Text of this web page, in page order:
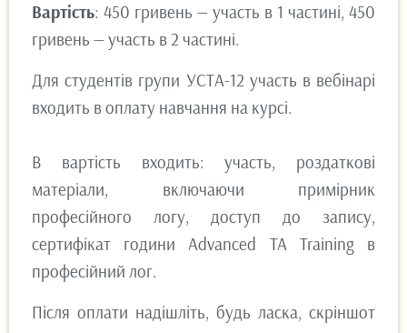
Вартість: 450 гривень — участь в 1 частині, 450
гривень — участь в 2 частині.
Для студентів групи УСТА-12 участь в вебінарі
входить в оплату навчання на курсі.
В вартість входить: участь, роздаткові
матеріали, включаючи примірник
професійного логу, доступ до запису,
сертифікат години Advanced TA Training в
професійний лог.
Після оплати надішліть, будь ласка, скріншот